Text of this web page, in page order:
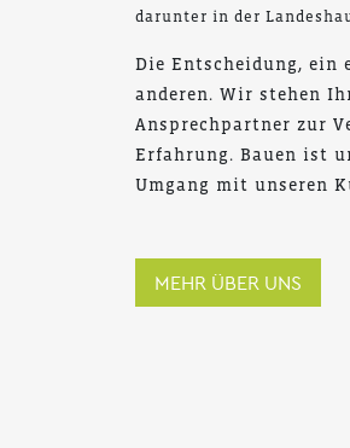
darunter in der
Die Entscheidung, ein
anderen. Wir stehen
Ansprechpartner zur
Erfahrung. Bauen ist
Umgang mit unseren
MEHR ÜBER UNS